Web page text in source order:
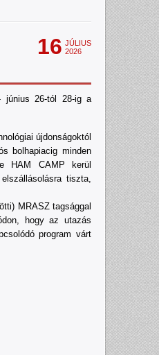
16 JÚLIUS
2026
június 26-tól 28-ig a
újdonságoktól
bolhapiacig minden
HAM CAMP kerül
tiszta,
MRASZ tagsággal
hogy az utazás
program várt